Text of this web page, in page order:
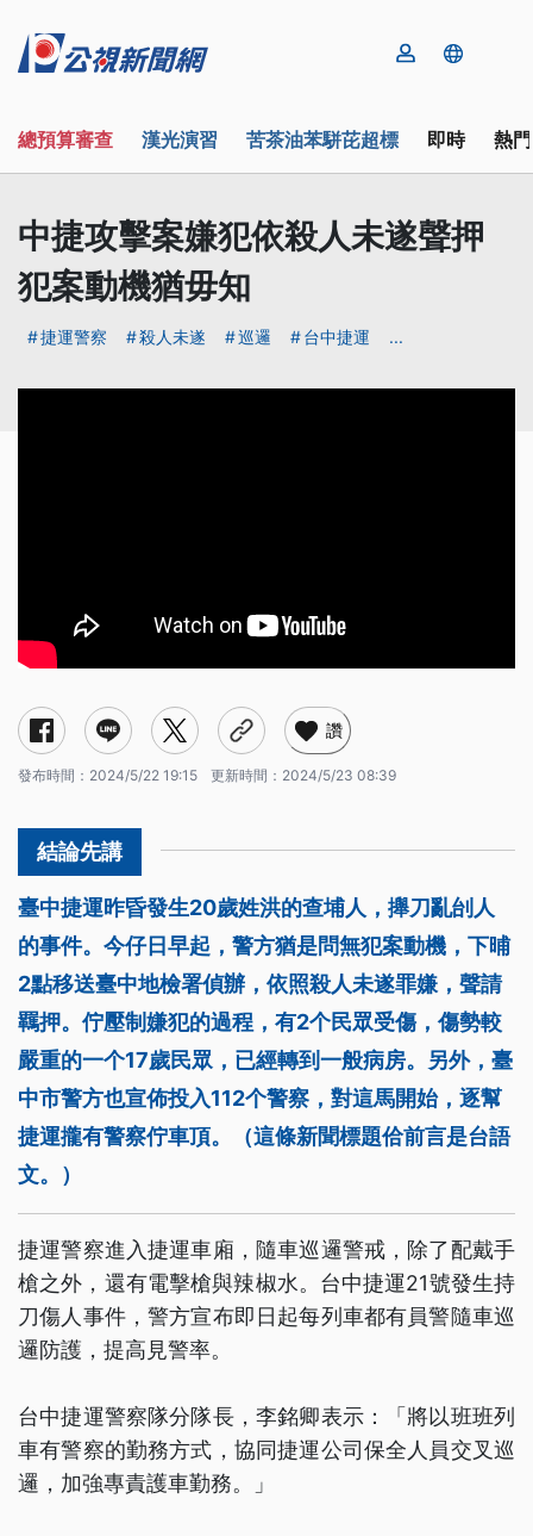
總預算審查 漢光演習 苦茶油苯駢芘超標 即時 熱
中捷攻擊案嫌犯依殺人未遂聲押
犯案動機猶毋知
捷運警察 殺人未遂 巡邏 台中捷運 ...
讚
發布時間： 2024/5/22 19:15 更新時間： 2024/5/23 08:39
臺中捷運昨昏發生20歲姓洪的查埔人，攑刀亂刣人
的事件。今仔日早起，警方猶是問無犯案動機，下晡
2點移送臺中地檢署偵辦，依照殺人未遂罪嫌，聲請
羈押。佇壓制嫌犯的過程，有2个民眾受傷，傷勢較
嚴重的一个17歲民眾，已經轉到一般病房。另外，臺
中市警方也宣佈投入112个警察，對這馬開始，逐幫
捷運攏有警察佇車頂。（這條新聞標題佮前言是台語
文。）
捷運警察進入捷運車廂，隨車巡邏警戒，除了配戴手
槍之外，還有電擊槍與辣椒水。台中捷運21號發生持
刀傷人事件，警方宣布即日起每列車都有員警隨車巡
邏防護，提高見警率。
台中捷運警察隊分隊長，李銘卿表示：「將以班班列
車有警察的勤務方式，協同捷運公司保全人員交叉巡
邏，加強專責護車勤務。」